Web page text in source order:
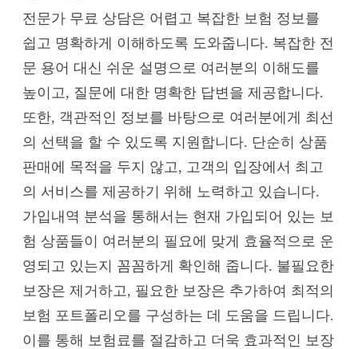
전문가 무료 상담은 어렵고 복잡한 보험 정보를
쉽고 명확하게 이해하도록 도와줍니다. 복잡한 전
문 용어 대신 쉬운 설명으로 여러분의 이해도를
높이고, 질문에 대한 명확한 답변을 제공합니다.
또한, 객관적인 정보를 바탕으로 여러분에게 최선
의 선택을 할 수 있도록 지원합니다. 단순히 상품
판매에 목적을 두지 않고, 고객의 입장에서 최고
의 서비스를 제공하기 위해 노력하고 있습니다.
가입내역 분석을 통해서는 현재 가입되어 있는 보
험 상품들이 여러분의 필요에 맞게 효율적으로 운
영되고 있는지 꼼꼼하게 확인해 줍니다. 불필요한
보장은 제거하고, 필요한 보장은 추가하여 최적의
보험 포트폴리오를 구성하는 데 도움을 드립니다.
이를 통해 보험료를 절감하고 더욱 효과적인 보장